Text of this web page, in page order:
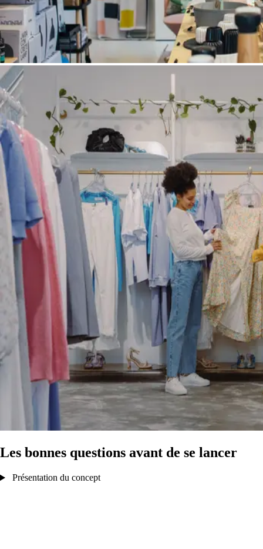
Les bonnes questions avant de se lancer
Présentation du concept